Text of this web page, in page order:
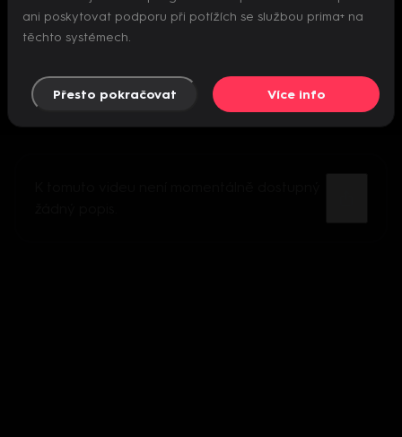
Nepodařilo se inicializovat přehrávač
ani poskytovat podporu při potížích se službou prima+ na
těchto systémech.
Přesto pokračovat Více info